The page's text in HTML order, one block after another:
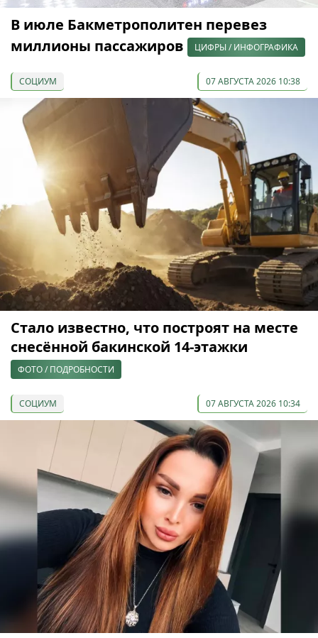
В июле Бакметрополитен перевез
миллионы пассажиров
ЦИФРЫ / ИНФОГРАФИКА
СОЦИУМ 07 АВГУСТА 2026 10:38
Стало известно, что построят на месте
снесённой бакинской 14-этажки
ФОТО / ПОДРОБНОСТИ
СОЦИУМ 07 АВГУСТА 2026 10:34